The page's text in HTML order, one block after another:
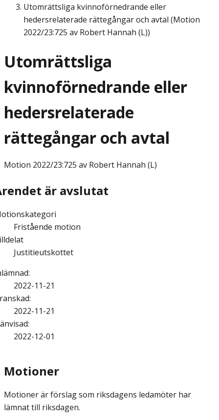
Utomrättsliga kvinnoförnedrande eller
hedersrelaterade rättegångar och avtal (Motion
2022/23:725 av Robert Hannah (L))
Utomrättsliga
kvinnoförnedrande eller
hedersrelaterade
rättegångar och avtal
Motion 2022/23:725 av Robert Hannah (L)
är avslutat
Fristående motion
Justitieutskottet
:
2022-11-21
:
2022-11-21
:
2022-12-01
Motioner
Motioner är förslag som riksdagens ledamöter har
lämnat till riksdagen.